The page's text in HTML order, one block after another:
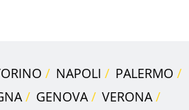
NAPOLI
PALERMO
GENOVA
VERONA